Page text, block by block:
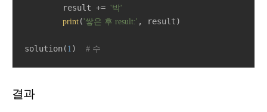
        result +=
'박'
print ('쌓은 후 result:' , result)
solution( 1 ) # 수
결과